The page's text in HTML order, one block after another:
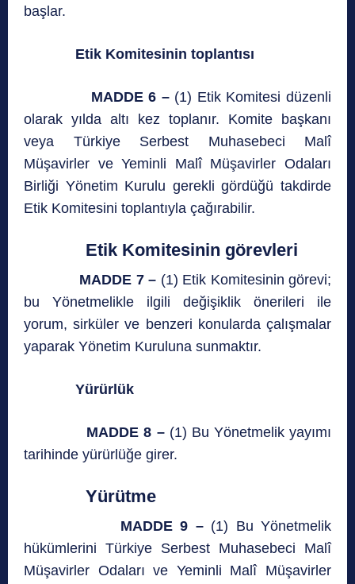
başlar.
Etik Komitesinin toplantısı
MADDE 6 – (1) Etik Komitesi düzenli
olarak yılda altı kez toplanır. Komite başkanı
veya Türkiye Serbest Muhasebeci Malî
Müşavirler ve Yeminli Malî Müşavirler Odaları
Birliği Yönetim Kurulu gerekli gördüğü takdirde
Etik Komitesini toplantıyla çağırabilir.
Etik Komitesinin görevleri
MADDE 7 – (1) Etik Komitesinin görevi;
bu Yönetmelikle ilgili değişiklik önerileri ile
yorum, sirküler ve benzeri konularda çalışmalar
yaparak Yönetim Kuruluna sunmaktır.
Yürürlük
MADDE 8 – (1) Bu Yönetmelik yayımı
tarihinde yürürlüğe girer.
Yürütme
MADDE 9 – (1) Bu Yönetmelik
hükümlerini Türkiye Serbest Muhasebeci Malî
Müşavirler Odaları ve Yeminli Malî Müşavirler